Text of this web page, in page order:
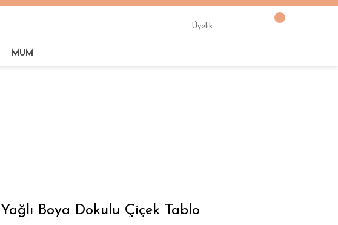
Üyelik
MUM
Yağlı Boya Dokulu Çiçek Tablo